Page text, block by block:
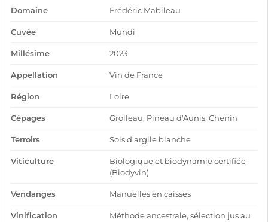
Domaine Frédéric Mabileau
Cuvée Mundi
Millésime 2023
Appellation Vin de France
Région Loire
Cépages Grolleau, Pineau d'Aunis, Chenin
Terroirs Sols d'argile blanche
Viticulture
Biologique et biodynamie certifiée
(Biodyvin)
Vendanges Manuelles en caisses
Vinification
Méthode ancestrale, sélection jus au